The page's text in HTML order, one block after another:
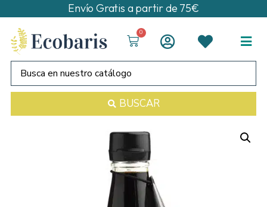
Envío Gratis a partir de 75€
0
BUSCAR